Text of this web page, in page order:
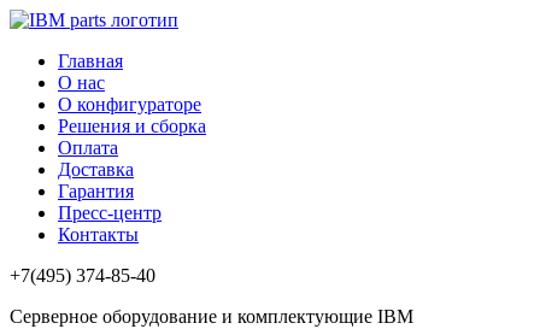
Главная
О нас
О конфигураторе
Решения и сборка
Оплата
Доставка
Гарантия
Пресс-центр
Контакты
+7(495) 374-85-40
Серверное оборудование и комплектующие IBM